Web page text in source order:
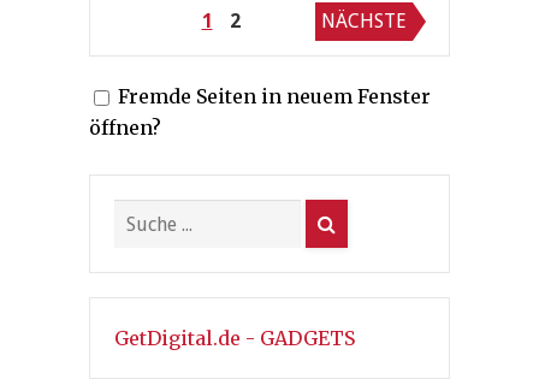
Seitennummerierung
der
Beiträge
1 2 NÄCHSTE
Fremde Seiten in neuem Fenster
öffnen?
GetDigital.de - GADGETS